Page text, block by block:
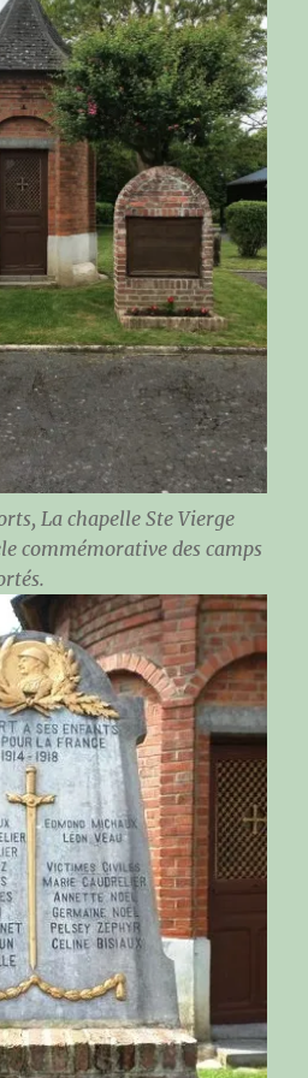
La chapelle Ste Vierge
commémorative des camps